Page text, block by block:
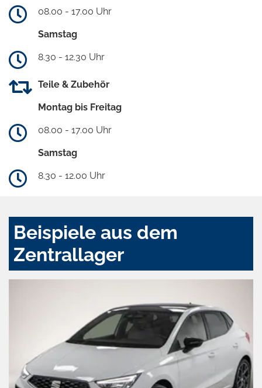
08.00 - 17.00 Uhr
Samstag
8.30 - 12.30 Uhr
Teile & Zubehör
Montag bis Freitag
08.00 - 17.00 Uhr
Samstag
8.30 - 12.00 Uhr
Beispiele aus dem
Zentrallager